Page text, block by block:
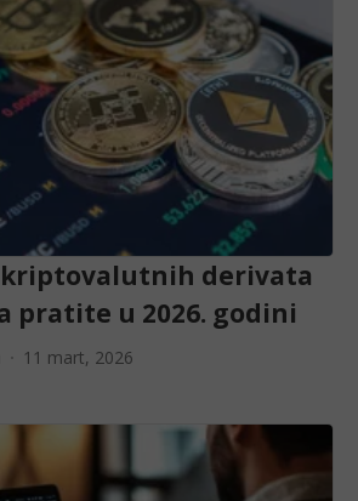
derivata
pratite u 2026. godini
11 mart, 2026